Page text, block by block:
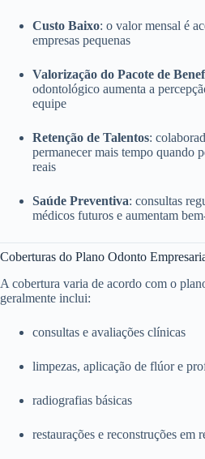
Custo Baixo: o valor mensal é
empresas pequenas
Valorização do Pacote de
odontológico aumenta a
equipe
Retenção de Talentos:
permanecer mais tempo quando
reais
Saúde Preventiva: consultas
médicos futuros e aumentam
Coberturas do Plano Odonto
A cobertura varia de acordo com o
geralmente inclui:
consultas e avaliações clínicas
limpezas, aplicação de flúor e
radiografias básicas
restaurações e reconstruções em